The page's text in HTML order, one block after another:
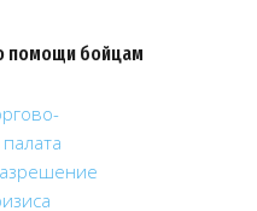
помощи бойцам